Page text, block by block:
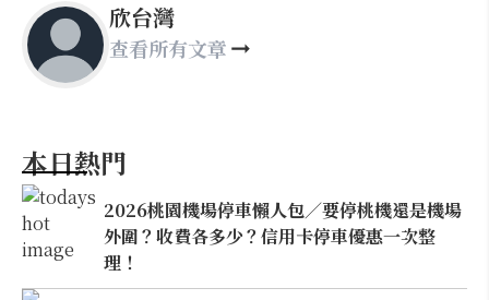
欣台灣
查看所有文章
本日熱門
2026桃園機場停車懶人包／要停桃機還是機場
外圍？收費各多少？信用卡停車優惠一次整
理！